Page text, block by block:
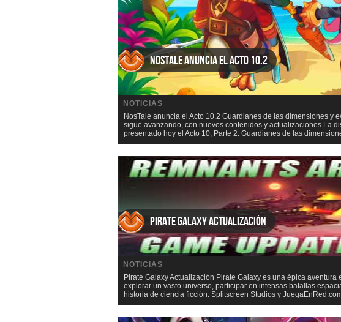
NosTale anuncia el Acto 10.2
NOTICIAS
NosTale anuncia el Acto 10.2 Guardianes de las dimensiones y
sigue avanzando, con nuevos contenidos y actualizaciones La
presentado hoy el Acto 10, Parte 2: Guardianes de las
Pirate Galaxy Actualización
NOTICIAS
Pirate Galaxy Actualización Pirate Galaxy es una épica
explorar un vasto universo, participar en intensas batallas
historia de ciencia ficción. Splitscreen Studios y